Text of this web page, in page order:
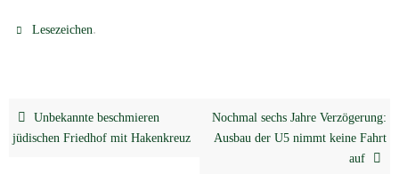
Lesezeichen.
Unbekannte beschmieren
jüdischen Friedhof mit Hakenkreuz
Nochmal sechs Jahre Verzögerung:
Ausbau der U5 nimmt keine Fahrt
auf